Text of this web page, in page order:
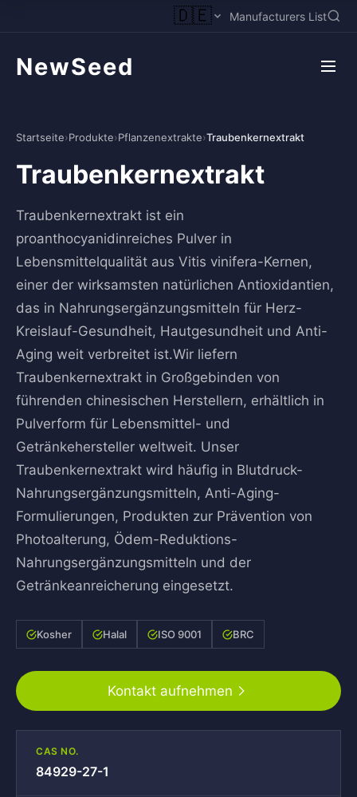
🇩🇪 Manufacturers List
NewSeed
Startseite›Produkte›Pflanzenextrakte›Traubenkernextrakt
Traubenkernextrakt
Traubenkernextrakt ist ein
proanthocyanidinreiches Pulver in
Lebensmittelqualität aus Vitis vinifera-Kernen,
einer der wirksamsten natürlichen Antioxidantien,
das in Nahrungsergänzungsmitteln für Herz-
Kreislauf-Gesundheit, Hautgesundheit und Anti-
Aging weit verbreitet ist.Wir liefern
Traubenkernextrakt in Großgebinden von
führenden chinesischen Herstellern, erhältlich in
Pulverform für Lebensmittel- und
Getränkehersteller weltweit. Unser
Traubenkernextrakt wird häufig in Blutdruck-
Nahrungsergänzungsmitteln, Anti-Aging-
Formulierungen, Produkten zur Prävention von
Photoalterung, Ödem-Reduktions-
Nahrungsergänzungsmitteln und der
Getränkeanreicherung eingesetzt.
Kosher Halal ISO 9001 BRC
Kontakt aufnehmen
CAS NO.
84929-27-1